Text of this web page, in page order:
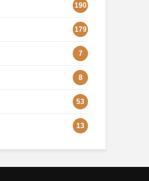
190
179
7
8
53
13